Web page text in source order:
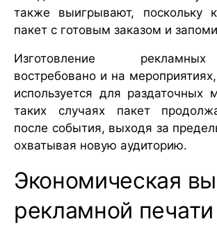
также выигрывают, поскольку
пакет с готовым заказом и
Изготовление
востребовано и на
используется для раздаточных
таких случаях пакет
после события, выходя за
охватывая новую аудиторию.
Экономическая
рекламной